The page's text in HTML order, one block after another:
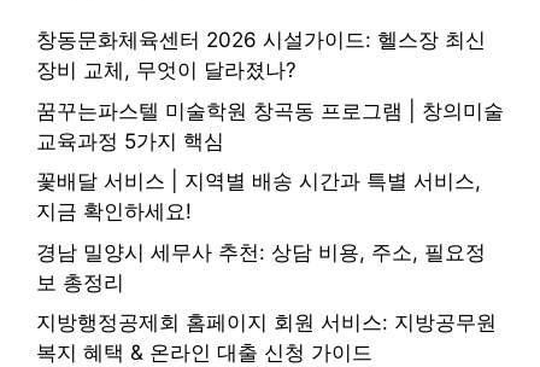
창동문화체육센터 2026 시설가이드: 헬스장 최신
장비 교체, 무엇이 달라졌나?
꿈꾸는파스텔 미술학원 창곡동 프로그램 | 창의미술
교육과정 5가지 핵심
꽃배달 서비스 | 지역별 배송 시간과 특별 서비스,
지금 확인하세요!
경남 밀양시 세무사 추천: 상담 비용, 주소, 필요정
보 총정리
지방행정공제회 홈페이지 회원 서비스: 지방공무원
복지 혜택 & 온라인 대출 신청 가이드